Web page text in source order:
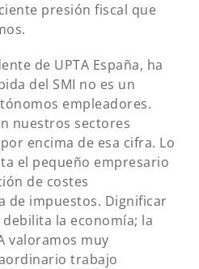
presión fiscal que
de UPTA España, ha
del SMI no es un
empleadores.
nuestros sectores
encima de esa cifra. Lo
el pequeño empresario
de costes
de impuestos. Dignificar
la economía; la
valoramos muy
trabajo